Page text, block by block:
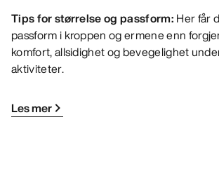
Tips for størrelse og passform: Her får
passform i kroppen og ermene enn
komfort, allsidighet og bevegelighet
aktiviteter.
Les mer